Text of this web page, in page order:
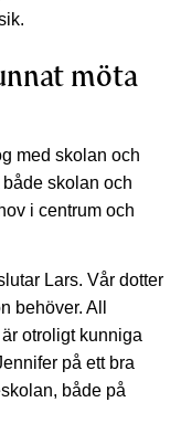
möta
med skolan och
skolan och
i centrum och
Lars. Vår dotter
behöver. All
otroligt kunniga
på ett bra
både på